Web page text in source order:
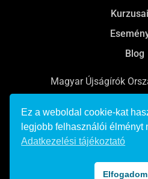
Blog
Magyar Újságírók
Online, rádiós és televíziós
Bálint György Újságíró
tanárokkal,
© 2022 Minden
Ez a weboldal cookie-kat
legjobb felhasználói élményt
Adatkezelési tájékoztató
Elfogadom